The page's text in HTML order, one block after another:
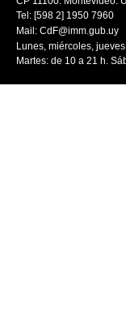
Tel: [598 2] 1950 7960
Mail: CdF@imm.gub.uy
Lunes, miércoles,
Martes: de 10 a 21 h.